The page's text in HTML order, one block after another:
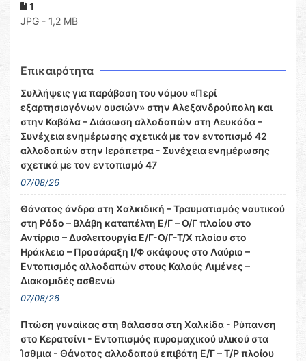
1
JPG - 1,2 MB
Επικαιρότητα
Συλλήψεις για παράβαση του νόμου «Περί
εξαρτησιογόνων ουσιών» στην Αλεξανδρούπολη και
στην Καβάλα – Διάσωση αλλοδαπών στη Λευκάδα –
Συνέχεια ενημέρωσης σχετικά με τον εντοπισμό 42
αλλοδαπών στην Ιεράπετρα - Συνέχεια ενημέρωσης
σχετικά με τον εντοπισμό 47
07/08/26
Θάνατος άνδρα στη Χαλκιδική – Τραυματισμός ναυτικού
στη Ρόδο – Βλάβη καταπέλτη Ε/Γ – Ο/Γ πλοίου στο
Αντίρριο – Δυσλειτουργία Ε/Γ-Ο/Γ-Τ/Χ πλοίου στο
Ηράκλειο – Προσάραξη Ι/Φ σκάφους στο Λαύριο –
Εντοπισμός αλλοδαπών στους Καλούς Λιμένες –
Διακομιδές ασθενώ
07/08/26
Πτώση γυναίκας στη θάλασσα στη Χαλκίδα - Ρύπανση
στο Κερατσίνι - Εντοπισμός πυρομαχικού υλικού στα
Ίσθμια - Θάνατος αλλοδαπού επιβάτη Ε/Γ – Τ/Ρ πλοίου